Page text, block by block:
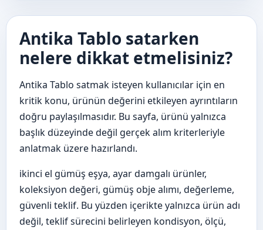
Antika Tablo satarken
nelere dikkat etmelisiniz?
Antika Tablo satmak isteyen kullanıcılar için en
kritik konu, ürünün değerini etkileyen ayrıntıların
doğru paylaşılmasıdır. Bu sayfa, ürünü yalnızca
başlık düzeyinde değil gerçek alım kriterleriyle
anlatmak üzere hazırlandı.
ikinci el gümüş eşya, ayar damgalı ürünler,
koleksiyon değeri, gümüş obje alımı, değerleme,
güvenli teklif. Bu yüzden içerikte yalnızca ürün adı
değil, teklif sürecini belirleyen kondisyon, ölçü,